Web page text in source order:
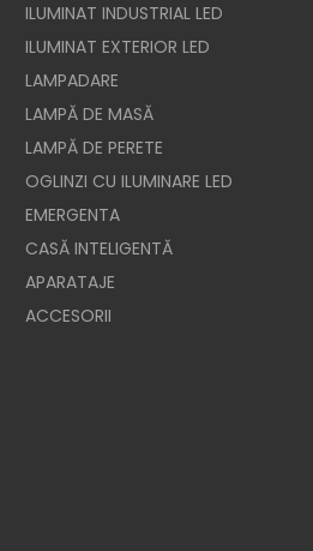
ILUMINAT INDUSTRIAL LED
ILUMINAT EXTERIOR LED
LAMPADARE
LAMPĂ DE MASĂ
LAMPĂ DE PERETE
OGLINZI CU ILUMINARE LED
EMERGENTA
CASĂ INTELIGENTĂ
APARATAJE
ACCESORII